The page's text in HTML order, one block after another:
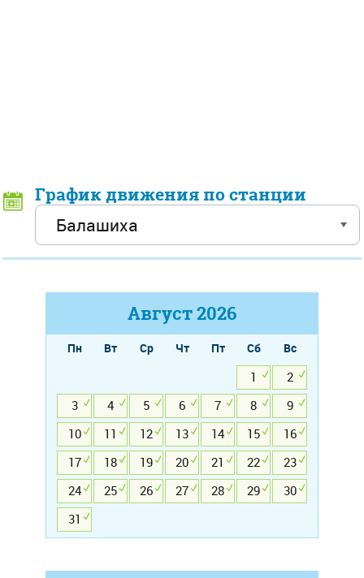
График движения по станции
Август2026
Пн Вт Ср Чт Пт Сб
Вс
1
2
3
4 5 6 7 8
9
10
11 12 13 14 15
16
17
18 19 20 21 22
23
24
25 26 27 28 29
30
31